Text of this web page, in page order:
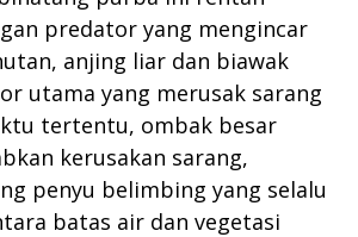
predator yang mengincar
anjing liar dan biawak
utama yang merusak sarang
tertentu, ombak besar
kerusakan sarang,
penyu belimbing yang selalu
batas air dan vegetasi